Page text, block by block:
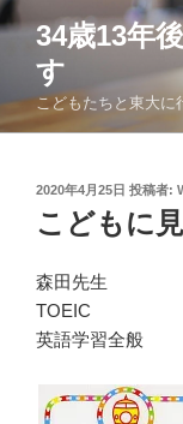
コ
ン
ツ
34歳13年
す
こどもたちと東大に
投
稿
日:
2020年4月25日 投稿者:
こどもに
森田先生
TOEIC
英語学習全般